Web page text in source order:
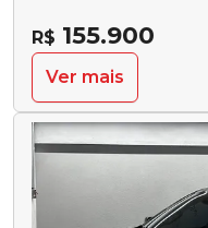
R$ 155.900
Ver mais